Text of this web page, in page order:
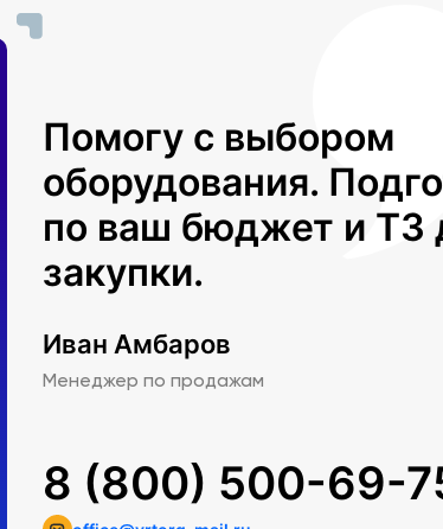
Помогу с выбором
оборудования.
по ваш бюджет и ТЗ
закупки.
Иван Амбаров
Менеджер по продажам
8 (800) 500-69-